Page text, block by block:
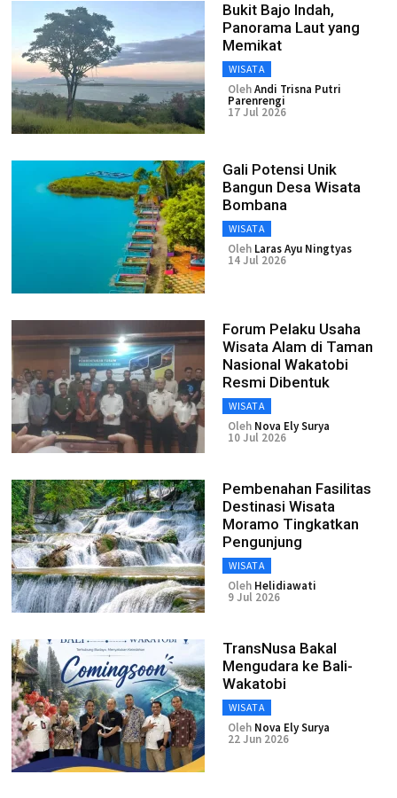
Bukit Bajo Indah,
Panorama Laut yang
Memikat
WISATA
OlehAndi Trisna Putri
Parenrengi
17 Jul 2026
Gali Potensi Unik
Bangun Desa Wisata
Bombana
WISATA
Oleh Laras Ayu Ningtyas
14 Jul 2026
Forum Pelaku Usaha
Wisata Alam di Taman
Nasional Wakatobi
Resmi Dibentuk
WISATA
Oleh Nova Ely Surya
10 Jul 2026
Pembenahan Fasilitas
Destinasi Wisata
Moramo Tingkatkan
Pengunjung
WISATA
Oleh Helidiawati
9 Jul 2026
TransNusa Bakal
Mengudara ke Bali-
Wakatobi
WISATA
Oleh Nova Ely Surya
22 Jun 2026